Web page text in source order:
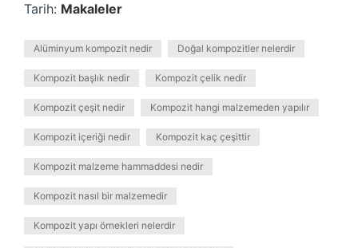
Tarih: Makaleler
Alüminyum kompozit nedir Doğal kompozitler nelerdir
Kompozit başlık nedir Kompozit çelik nedir
Kompozit çeşit nedir Kompozit hangi malzemeden yapılır
Kompozit içeriği nedir Kompozit kaç çeşittir
Kompozit malzeme hammaddesi nedir
Kompozit nasıl bir malzemedir
Kompozit yapı örnekleri nelerdir